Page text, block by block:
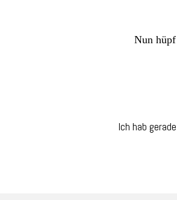
Nun
Ich hab